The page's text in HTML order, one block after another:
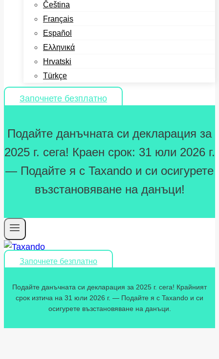
Čeština
Français
Español
Ελληνικά
Hrvatski
Türkçe
Започнете безплатно
Подайте данъчната си декларация за
2025 г. сега! Краен срок: 31 юли 2026 г.
— Подайте я с Taxando и си осигурете
възстановяване на данъци!
Започнете безплатно
Подайте данъчната си декларация за 2025 г. сега! Крайният
срок изтича на 31 юли 2026 г. — Подайте я с Taxando и си
осигурете възстановяване на данъци.